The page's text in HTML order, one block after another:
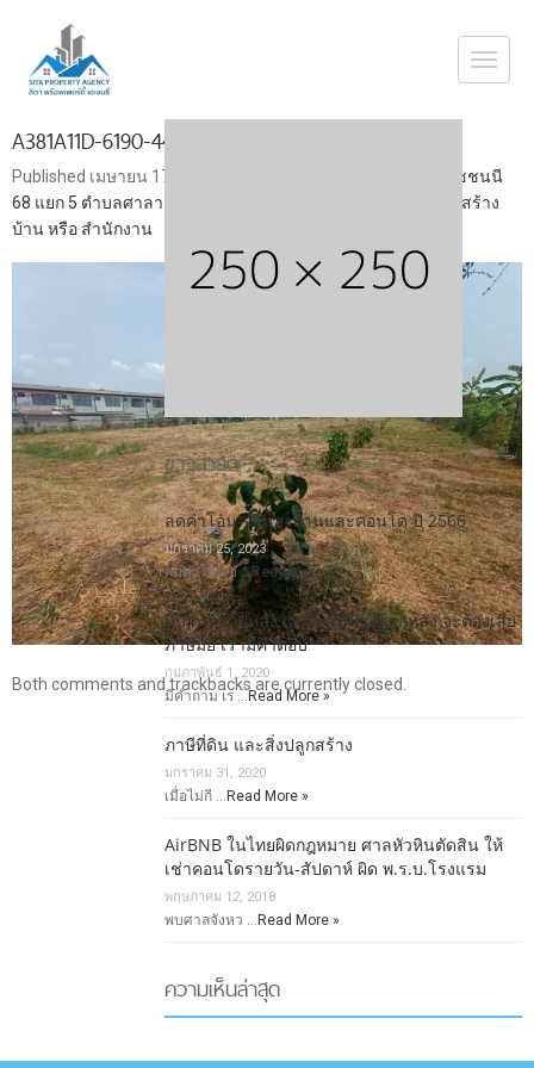
A381A11D-6190-4406-AEA1-966D26794B4D
Published เมษายน 17, 2023
ขายที่ดินบรมราชชนนี
68 แยก 5 ตำบลศาลาธรรมสพน์ อำเภอทวีวัฒนา กรุงเทพ เหมาะสร้าง
บ้าน หรือ สำนักงาน
Both comments and trackbacks are currently closed.
ข่าวล่าสุด
ลดค่าโอน-จำนองบ้านและคอนโด ปี 2566
มกราคม 25, 2023
ลดค่าโอน-จ …Read More »
มีบ้านหลายหลัง แค่พักอาศัยเองทุกหลัง จะต้องเสีย
ภาษีมั้ย เรามีคำตอบ
กุมภาพันธ์ 1, 2020
มีคำถาม เร …Read More »
ภาษีที่ดิน และสิ่งปลูกสร้าง
มกราคม 31, 2020
เมื่อไม่กี … Read More »
AirBNB ในไทยผิดกฎหมาย ศาลหัวหินตัดสิน ให้
เช่าคอนโดรายวัน-สัปดาห์ ผิด พ.ร.บ.โรงแรม
พฤษภาคม 12, 2018
พบศาลจังหว … Read More »
ความเห็นล่าสุด